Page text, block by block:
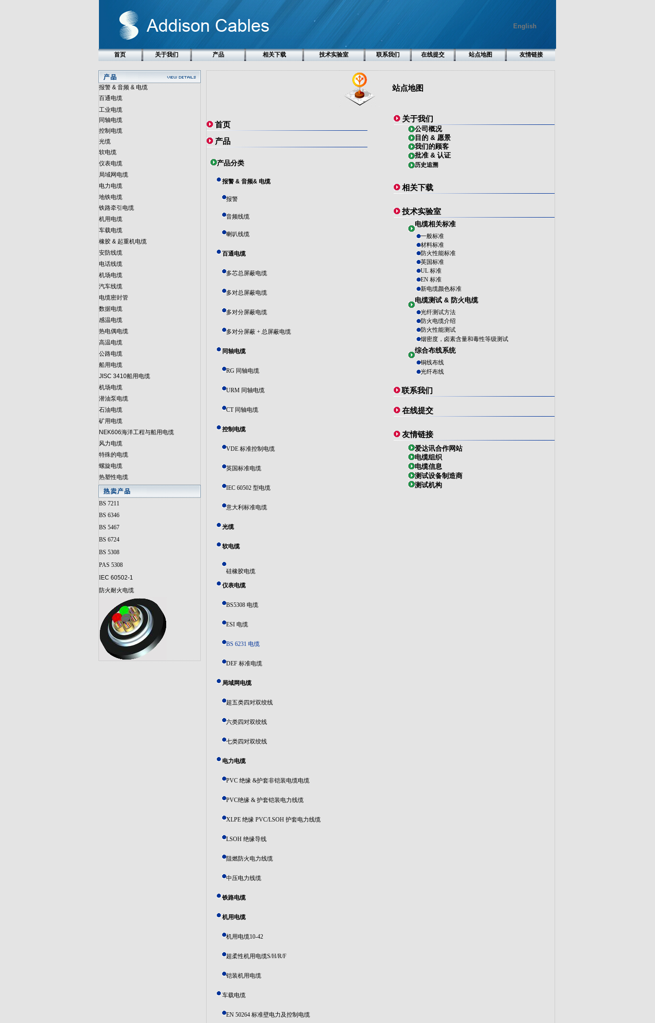
English
首页 关于我们 产品 相关下载 技术实验室 联系我们 在线提交 站点地图 友情链接
报警 & 音频 & 电缆
百通电缆
工业电缆
同轴电缆
控制电缆
光缆
软电缆
仪表电缆
局域网电缆
电力电缆
地铁电缆
铁路牵引电缆
机用电缆
车载电缆
橡胶 & 起重机电缆
安防线缆
电话线缆
机场电缆
汽车线缆
电缆密封管
数据电缆
感温电缆
热电偶电缆
高温电缆
公路电缆
船用电缆
JISC 3410船用电缆
机场电缆
潜油泵电缆
石油电缆
矿用电缆
NEK606海洋工程与船用电缆
风力电缆
特殊的电缆
螺旋电缆
热塑性电缆
BS 7211
BS 6346
BS 5467
BS 6724
BS 5308
PAS 5308
IEC 60502-1
防火耐火电缆
站点地图
首页
产品
产品分类
报警 & 音频& 电缆
报警
音频线缆
喇叭线缆
百通电缆
多芯总屏蔽电缆
多对总屏蔽电缆
多对分屏蔽电缆
多对分屏蔽 + 总屏蔽电缆
同轴电缆
RG 同轴电缆
URM 同轴电缆
CT 同轴电缆
控制电缆
VDE 标准控制电缆
英国标准电缆
IEC 60502 型电缆
意大利标准电缆
光缆
软电缆
硅橡胶电缆
仪表电缆
BS5308 电缆
ESI 电缆
BS 6231 电缆
DEF 标准电缆
局域网电缆
超五类四对双绞线
六类四对双绞线
七类四对双绞线
电力电缆
PVC 绝缘 &护套非铠装电缆电缆
PVC绝缘 & 护套铠装电力线缆
XLPE 绝缘 PVC/LSOH 护套电力线缆
LSOH 绝缘导线
阻燃防火电力线缆
中压电力线缆
铁路电缆
机用电缆
机用电缆10-42
超柔性机用电缆S/H/R/F
铠装机用电缆
车载电缆
EN 50264 标准壁电力及控制电缆
关于我们
公司概况
目的 & 愿景
我们的顾客
批准 & 认证
历史追溯
相关下载
技术实验室
电缆相关标准
一般标准
材料标准
防火性能标准
英国标准
UL 标准
EN 标准
新电缆颜色标准
电缆测试 & 防火电缆
光纤测试方法
防火电缆介绍
防火性能测试
烟密度，卤素含量和毒性等级测试
综合布线系统
铜线布线
光纤布线
联系我们
在线提交
友情链接
爱达讯合作网站
电缆组织
电缆信息
测试设备制造商
测试机构